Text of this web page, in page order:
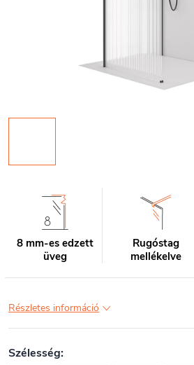
8 mm-es edzett
üveg
Rugóstag
mellékelve
Részletes információ